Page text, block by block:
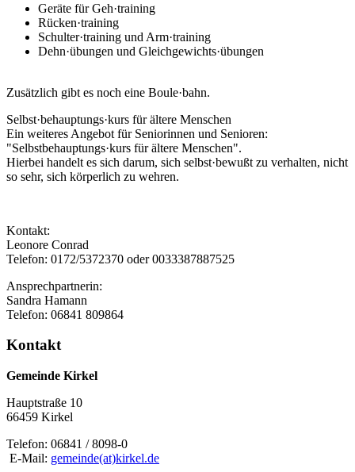
Geräte für Geh·training
Rücken·training
Schulter·training und Arm·training
Dehn·übungen und Gleichgewichts·übungen
Zusätzlich gibt es noch eine Boule·bahn.
Selbst·behauptungs·kurs für ältere Menschen
Ein weiteres Angebot für Seniorinnen und Senioren:
"Selbstbehauptungs·kurs für ältere Menschen".
Hierbei handelt es sich darum, sich selbst·bewußt zu verhalten, nicht
so sehr, sich körperlich zu wehren.
Kontakt:
Leonore Conrad
Telefon: 0172/5372370 oder 0033387887525
Ansprechpartnerin:
Sandra Hamann
Telefon: 06841 809864
Kontakt
Gemeinde Kirkel
Hauptstraße 10
66459 Kirkel
Telefon: 06841 / 8098-0
E-Mail: gemeinde(at)kirkel.de